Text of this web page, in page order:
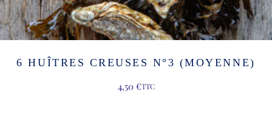
6 HUÎTRES CREUSES N°3 (MOYENNE)
4,50 €TTC